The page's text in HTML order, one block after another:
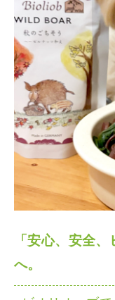
「安心、安全
へ。